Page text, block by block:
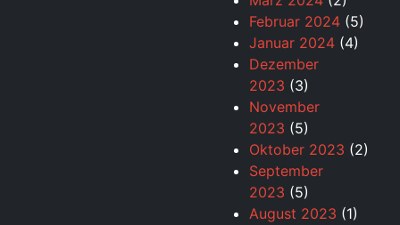
Februar 2024 (5)
Januar 2024 (4)
Dezember
2023 (3)
November
2023 (5)
Oktober 2023 (2)
September
2023 (5)
August 2023 (1)